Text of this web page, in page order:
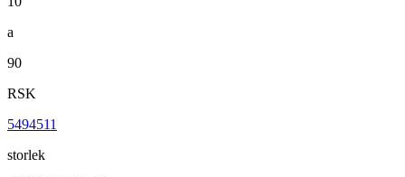
a
90
RSK
5494511
storlek